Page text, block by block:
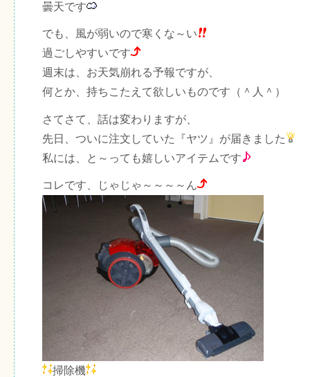
曇天です
でも、風が弱いので寒くな～い
過ごしやすいです
週末は、お天気崩れる予報ですが、
何とか、持ちこたえて欲しいものです（＾人＾）
さてさて、話は変わりますが、
先日、ついに注文していた『ヤツ』が届きました
私には、と～っても嬉しいアイテムです
コレです、じゃじゃ～～～～ん
掃除機